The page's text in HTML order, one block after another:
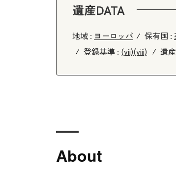
遺産DATA
地域 : ヨーロッパ 保有国 :
登録基準 : (vii)(viii) 遺
About